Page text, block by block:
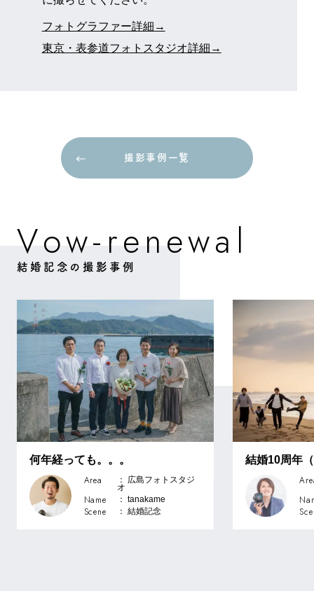
フォトグラファー詳細→
東京・表参道フォトスタジオ詳細→
撮影事例一覧
Vow-renewa l
結婚記念の撮影事例
何年経っても。。。
Area ： 広島フォトスタジ
オ
Name ： tanakame
Scene ： 結婚記念
結婚10周年